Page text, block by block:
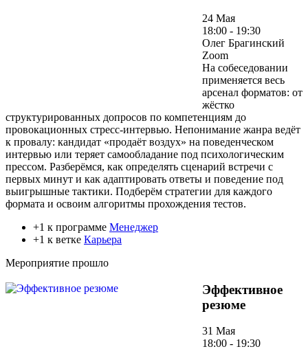
24 Мая
18:00 - 19:30
Олег Брагинский
Zoom
На собеседовании
применяется весь
арсенал форматов: от
жёстко
структурированных допросов по компетенциям до
провокационных стресс-интервью. Непонимание жанра ведёт
к провалу: кандидат «продаёт воздух» на поведенческом
интервью или теряет самообладание под психологическим
прессом. Разберёмся, как определять сценарий встречи с
первых минут и как адаптировать ответы и поведение под
выигрышные тактики. Подберём стратегии для каждого
формата и освоим алгоритмы прохождения тестов.
+1 к программе Менеджер
+1 к ветке Карьера
Мероприятие прошло
Эффективное
резюме
31 Мая
18:00 - 19:30